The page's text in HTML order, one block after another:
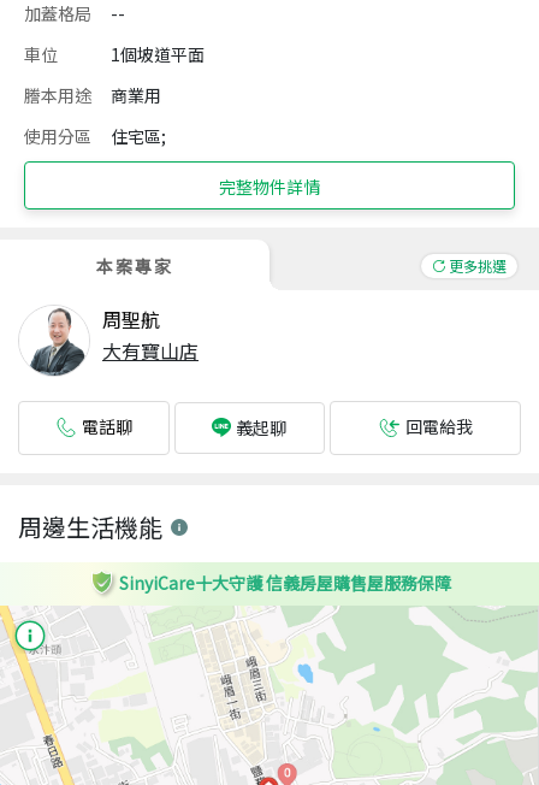
加蓋格局
--
車位
1個坡道平面
謄本用途
商業用
使用分區
住宅區;
完整物件詳情
本案專家 更多挑選
周聖航
大有寶山店
電話聊 義起聊 回電給我
周邊生活機能
SinyiCare十大守護 信義房屋購售屋服務保障